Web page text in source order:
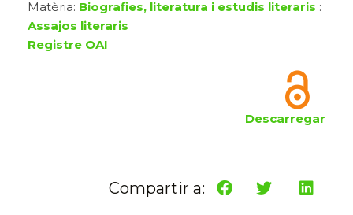
Matèria: Biografies, literatura i estudis literaris :
Assajos literaris
Registre OAI
Descarregar
Compartir a: